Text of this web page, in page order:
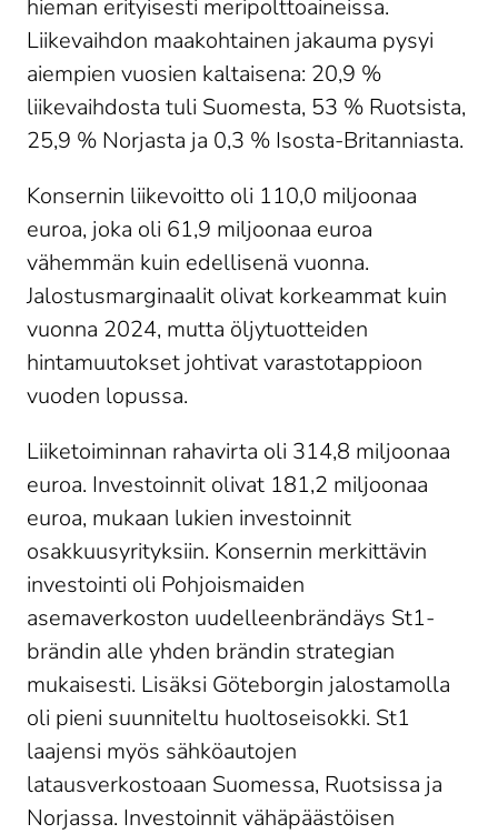
hieman erityisesti meripolttoaineissa.
Liikevaihdon maakohtainen jakauma pysyi
aiempien vuosien kaltaisena: 20,9 %
liikevaihdosta tuli Suomesta, 53 % Ruotsista,
25,9 % Norjasta ja 0,3 % Isosta-Britanniasta.
Konsernin liikevoitto oli 110,0 miljoonaa
euroa, joka oli 61,9 miljoonaa euroa
vähemmän kuin edellisenä vuonna.
Jalostusmarginaalit olivat korkeammat kuin
vuonna 2024, mutta öljytuotteiden
hintamuutokset johtivat varastotappioon
vuoden lopussa.
Liiketoiminnan rahavirta oli 314,8 miljoonaa
euroa. Investoinnit olivat 181,2 miljoonaa
euroa, mukaan lukien investoinnit
osakkuusyrityksiin. Konsernin merkittävin
investointi oli Pohjoismaiden
asemaverkoston uudelleenbrändäys St1-
brändin alle yhden brändin strategian
mukaisesti. Lisäksi Göteborgin jalostamolla
oli pieni suunniteltu huoltoseisokki. St1
laajensi myös sähköautojen
latausverkostoaan Suomessa, Ruotsissa ja
Norjassa. Investoinnit vähäpäästöisen